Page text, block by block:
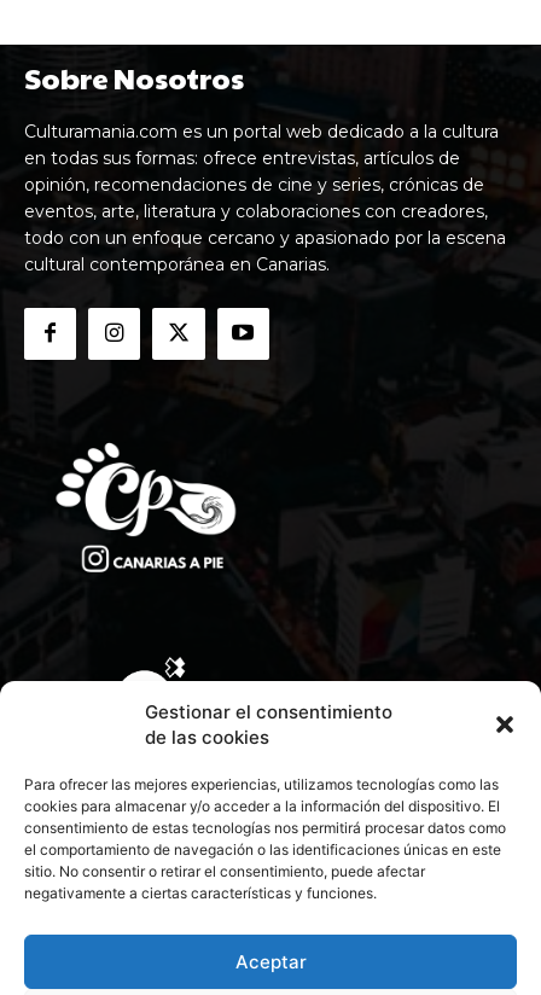
Gestionar el consentimiento
de las cookies
Para ofrecer las mejores experiencias, utilizamos tecnologías como las
cookies para almacenar y/o acceder a la información del dispositivo. El
consentimiento de estas tecnologías nos permitirá procesar datos como
el comportamiento de navegación o las identificaciones únicas en este
sitio. No consentir o retirar el consentimiento, puede afectar
negativamente a ciertas características y funciones.
Aceptar
Sobre Nosotros
Culturamania.com es un portal web dedicado a la cultura
en todas sus formas: ofrece entrevistas, artículos de
opinión, recomendaciones de cine y series, crónicas de
eventos, arte, literatura y colaboraciones con creadores,
todo con un enfoque cercano y apasionado por la escena
cultural contemporánea en Canarias.
CONTACTA CON NOSOTROS